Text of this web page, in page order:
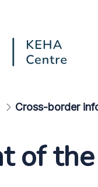
of